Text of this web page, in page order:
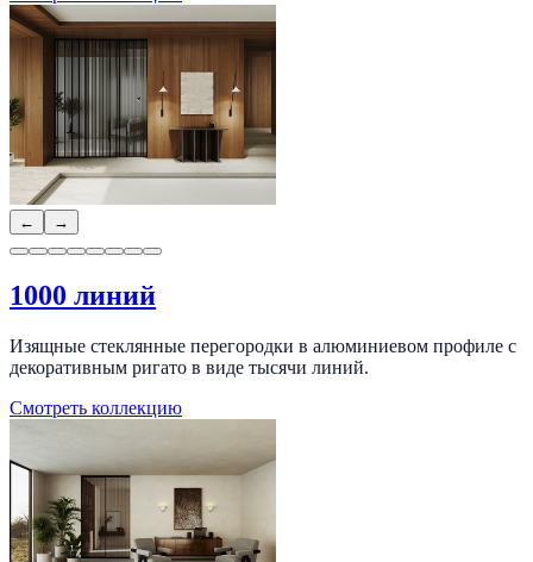
← →
1000 линий
Изящные стеклянные перегородки в алюминиевом профиле с
декоративным ригато в виде тысячи линий.
Смотреть коллекцию